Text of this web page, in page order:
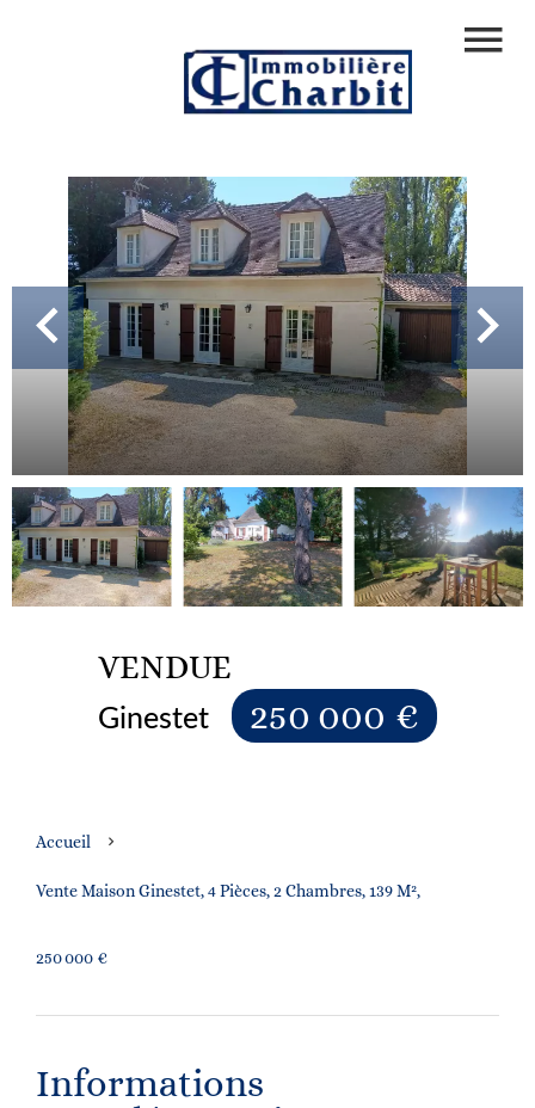
VENDUE
Ginestet 250 000 €
Accueil
Vente Maison Ginestet, 4 Pièces, 2 Chambres, 139 M²,
250 000 €
Informations